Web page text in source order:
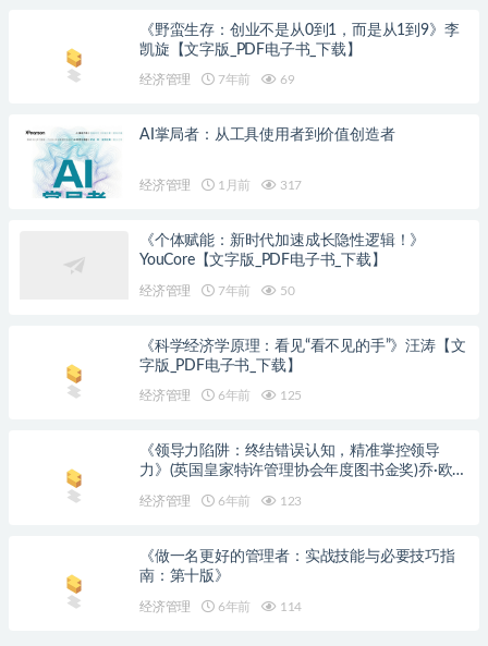
《野蛮生存：创业不是从0到1，而是从1到9》李
凯旋【文字版_PDF电子书_下载】
经济管理 7年前 69
AI掌局者：从工具使用者到价值创造者
经济管理 1月前 317
《个体赋能：新时代加速成长隐性逻辑！》
YouCore【文字版_PDF电子书_下载】
经济管理 7年前 50
《科学经济学原理：看见“看不见的手”》汪涛【文
字版_PDF电子书_下载】
经济管理 6年前 125
《领导力陷阱：终结错误认知，精准掌控领导
力》(英国皇家特许管理协会年度图书金奖)乔·欧文
经济管理 6年前 123
《做一名更好的管理者：实战技能与必要技巧指
南：第十版》
经济管理 6年前 114